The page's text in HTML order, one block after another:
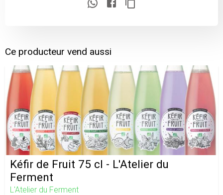
Ce producteur vend aussi
Kéfir de Fruit 75 cl - L'Atelier du
Ferment
L'Atelier du Ferment